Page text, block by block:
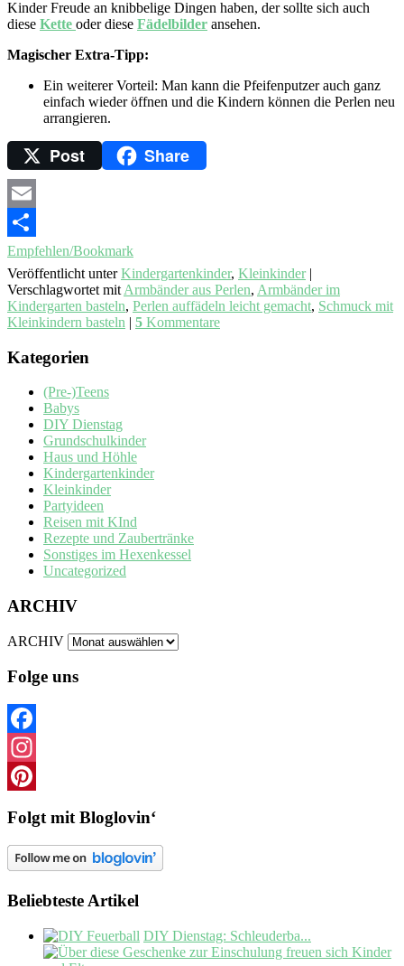
Kinder Freude an knibbelige Dingen haben, der sollte sich auch
diese Kette oder diese Fädelbilder ansehen.
Magischer Extra-Tipp:
Ein weiterer Vorteil: Man kann die Pfeifenputzer auch ganz
einfach wieder öffnen und die Kindern können die Perlen neu
arrangieren.
Post Share
Email
Empfehlen/Bookmark
Veröffentlicht unter Kindergartenkinder, Kleinkinder |
Verschlagwortet mit Armbänder aus Perlen, Armbänder im
Kindergarten basteln, Perlen auffädeln leicht gemacht, Schmuck mit
Kleinkindern basteln | 5 Kommentare
Kategorien
(Pre-)Teens
Babys
DIY Dienstag
Grundschulkinder
Haus und Höhle
Kindergartenkinder
Kleinkinder
Partyideen
Reisen mit KInd
Rezepte und Zaubertränke
Sonstiges im Hexenkessel
Uncategorized
ARCHIV
ARCHIV
Folge uns
Facebook
Instagram
Folgt mit Bloglovin‘
Beliebteste Artikel
DIY Dienstag: Schleuderba...